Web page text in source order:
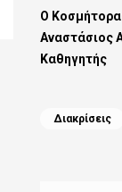
Ο
Αναστάσιος
Καθηγητής
Categories
Διακρίσεις